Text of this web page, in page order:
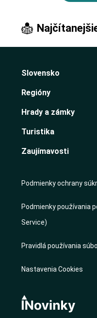
Slovensko
Regióny
Hrady a zámky
Turistika
Zaujímavosti
Podmienky ochrany
Podmienky používania
Service)
Pravidlá používania
Nastavenia Cookies